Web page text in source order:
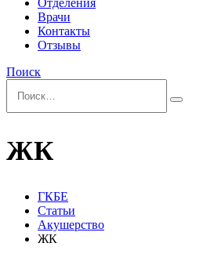
Отделения
Врачи
Контакты
Отзывы
Поиск
ЖК
ГКБЕ
Статьи
Акушерство
ЖК